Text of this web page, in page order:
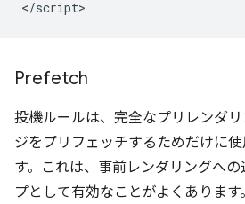
Prefetch
投機ルールは、完全なプリレンダ
ジをプリフェッチするためだけに
す。これは、事前レンダリングへ
プとして有効なことがよくあります。